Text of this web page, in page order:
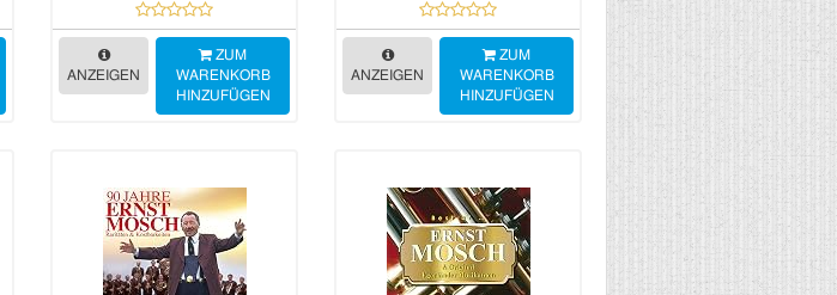
ANZEIGEN
ZUM
WARENKORB
HINZUFÜGEN
ANZEIGEN
ZUM
WARENKORB
HINZUFÜGEN